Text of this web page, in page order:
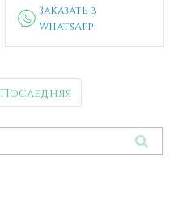
Заказать в
WhatsApp
Последняя